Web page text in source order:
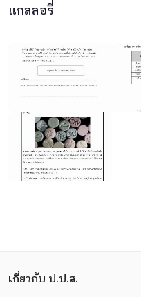
แกลลอรี่
เกี่ยวกับ ป.ป.ส.